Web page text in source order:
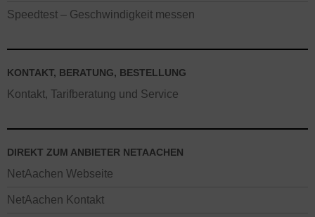
Speedtest – Geschwindigkeit messen
KONTAKT, BERATUNG, BESTELLUNG
Kontakt, Tarifberatung und Service
DIREKT ZUM ANBIETER NETAACHEN
NetAachen Webseite
NetAachen Kontakt